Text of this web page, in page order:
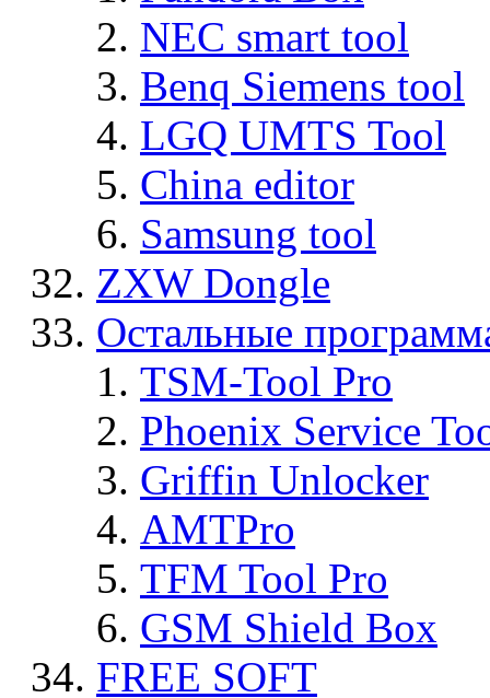
NEC smart tool
Benq Siemens tool
LGQ UMTS Tool
China editor
Samsung tool
ZXW Dongle
Остальные
TSM-Tool Pro
Phoenix Service
Griffin Unlocker
AMTPro
TFM Tool Pro
GSM Shield Box
FREE SOFT